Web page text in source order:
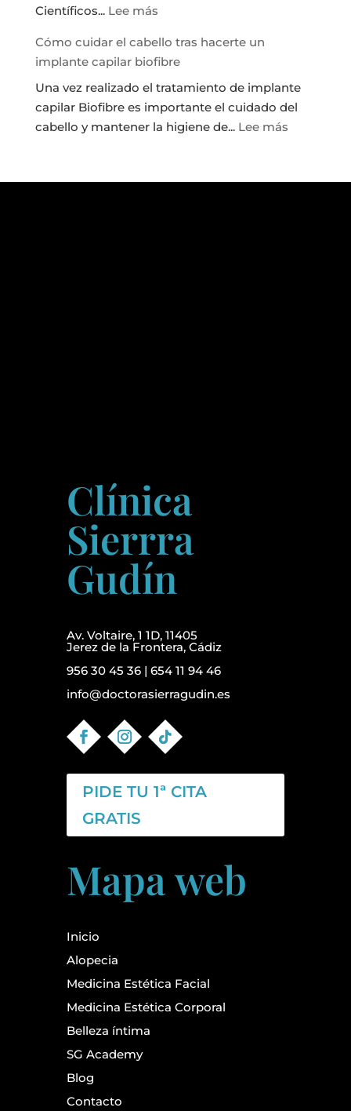
Científicos... Lee más:
el
fin
definitivo
de
la
Cómo cuidar el cabello tras hacerte un
implante capilar biofibre
Una vez realizado el tratamiento de implante
capilar Biofibre es importante el cuidado del
cabello y mantener la higiene de... Lee más:
el
Clínica
Sierrra
Gudín
Av. Voltaire, 1 1D, 11405
Jerez de la Frontera, Cádiz
956 30 45 36| 654 11 94 46
info@doctorasierragudin.es
PIDE TU 1ª CITA
GRATIS
Mapa web
Inicio
Alopecia
Medicina Estética Facial
Medicina Estética Corporal
Belleza íntima
SG Academy
Blog
Contacto